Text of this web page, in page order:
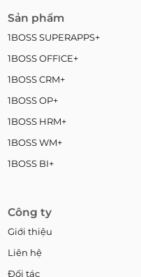
Sản phẩm
1BOSS SUPERAPPS+
1BOSS OFFICE+
1BOSS CRM+
1BOSS OP+
1BOSS HRM+
1BOSS WM+
1BOSS BI+
Công ty
Giới thiệu
Liên hệ
Đối tác